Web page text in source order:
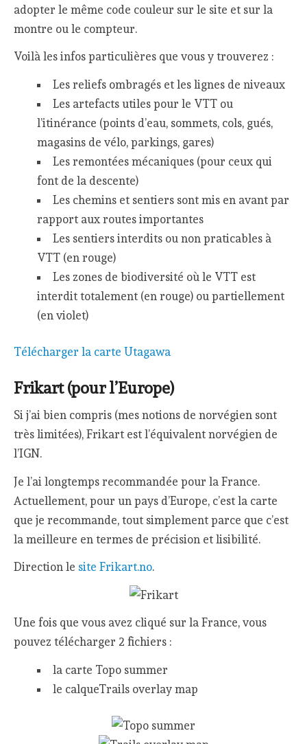
adopter le même code couleur sur le site et sur la
montre ou le compteur.
Voilà les infos particulières que vous y trouverez :
Les reliefs ombragés et les lignes de niveaux
Les artefacts utiles pour le VTT ou
l’itinérance (points d’eau, sommets, cols, gués,
magasins de vélo, parkings, gares)
Les remontées mécaniques (pour ceux qui
font de la descente)
Les chemins et sentiers sont mis en avant par
rapport aux routes importantes
Les sentiers interdits ou non praticables à
VTT (en rouge)
Les zones de biodiversité où le VTT est
interdit totalement (en rouge) ou partiellement
(en violet)
Télécharger la carte Utagawa
Frikart (pour l’Europe)
Si j’ai bien compris (mes notions de norvégien sont
très limitées), Frikart est l’équivalent norvégien de
l’IGN.
Je l’ai longtemps recommandée pour la France.
Actuellement, pour un pays d’Europe, c’est la carte
que je recommande, tout simplement parce que c’est
la meilleure en termes de précision et lisibilité.
Direction le site Frikart.no.
Une fois que vous avez cliqué sur la France, vous
pouvez télécharger 2 fichiers :
la carte Topo summer
le calqueTrails overlay map